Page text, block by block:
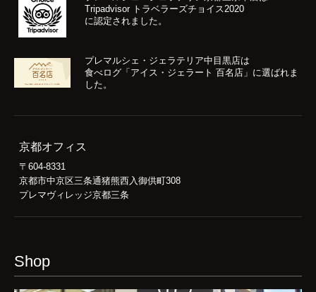
Tripadvisor トラベラーズチョイス2020
に認定されました。
プレマルシェ・ジェラテリア中目黒店は
食べログ「アイス・ジェラート 百名店」に選ばれま
した。
京都オフィス
〒604-8331
京都市中京区三条通猪熊西入御供町308
プレマヴィレッジ京都三条
Shop